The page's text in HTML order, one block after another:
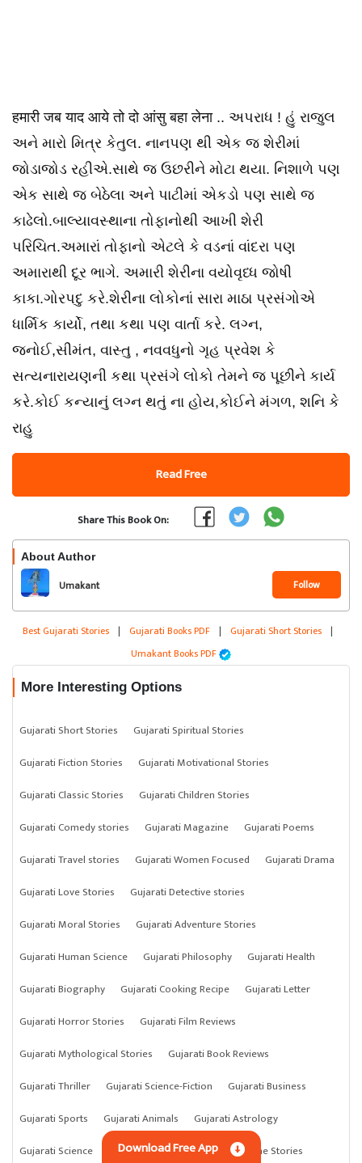
हमारी जब याद आये तो दो आंसु बहा लेना .. અપરાધ ! હું રાજુલ
અને મારો મિત્ર કેતુલ. નાનપણ થી એક જ શેરીમાં
જોડાજોડ રહીએ.સાથે જ ઉછરીને મોટા થયા. નિશાળે પણ
એક સાથે જ બેઠેલા અને પાટીમાં એકડો પણ સાથે જ
કાઢેલો.બાલ્યાવસ્થાના તોફાનોથી આખી શેરી
પરિચિત.અમારાં તોફાનો એટલે કે વડનાં વાંદરા પણ
અમારાથી દૂર ભાગે. અમારી શેરીના વયોવૃધ્ધ જોષી
કાકા.ગોરપદુ કરે.શેરીના લોકોનાં સારા માઠા પ્રસંગોએ
ધાર્મિક કાર્યો, તથા કથા પણ વાર્તા કરે. લગ્ન,
જનોઈ,સીમંત, વાસ્તુ , નવવધુનો ગૃહ પ્રવેશ કે
સત્યનારાયણની કથા પ્રસંગે લોકો તેમને જ પૂછીને કાર્ય
કરે.કોઈ કન્યાનું લગ્ન થતું ના હોય,કોઈને મંગળ, શનિ કે
રાહુ
Read Free
Share This Book On:
About Author
Umakant Follow
Best Gujarati Stories | Gujarati Books PDF | Gujarati Short Stories |
Umakant Books PDF
More Interesting Options
Gujarati Short Stories
Gujarati Spiritual Stories
Gujarati Fiction Stories
Gujarati Motivational Stories
Gujarati Classic Stories
Gujarati Children Stories
Gujarati Comedy stories
Gujarati Magazine
Gujarati Poems
Gujarati Travel stories
Gujarati Women Focused
Gujarati Drama
Gujarati Love Stories
Gujarati Detective stories
Gujarati Moral Stories
Gujarati Adventure Stories
Gujarati Human Science
Gujarati Philosophy
Gujarati Health
Gujarati Biography
Gujarati Cooking Recipe
Gujarati Letter
Gujarati Horror Stories
Gujarati Film Reviews
Gujarati Mythological Stories
Gujarati Book Reviews
Gujarati Thriller
Gujarati Science-Fiction
Gujarati Business
Gujarati Sports
Gujarati Animals
Gujarati Astrology
Gujarati Science
Gujarati Anything Gujarati Crime Stories
Download Free App